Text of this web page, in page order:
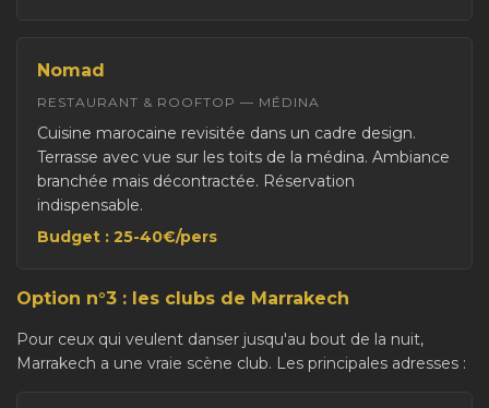
Nomad
RESTAURANT & ROOFTOP — MÉDINA
Cuisine marocaine revisitée dans un cadre design.
Terrasse avec vue sur les toits de la médina. Ambiance
branchée mais décontractée. Réservation
indispensable.
Budget : 25-40€/pers
Option n°3 : les clubs de Marrakech
Pour ceux qui veulent danser jusqu'au bout de la nuit,
Marrakech a une vraie scène club. Les principales adresses :